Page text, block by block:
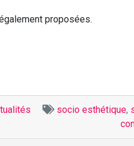
proposées.
socio esthétique,